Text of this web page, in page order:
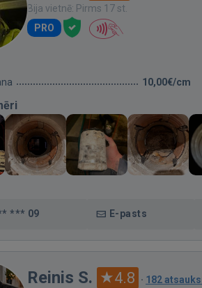
Bija vietnē: Pirms 17 st.
PRO
10,00€/cm
*** 09 E-pasts
Reinis S. 4.8 · 182